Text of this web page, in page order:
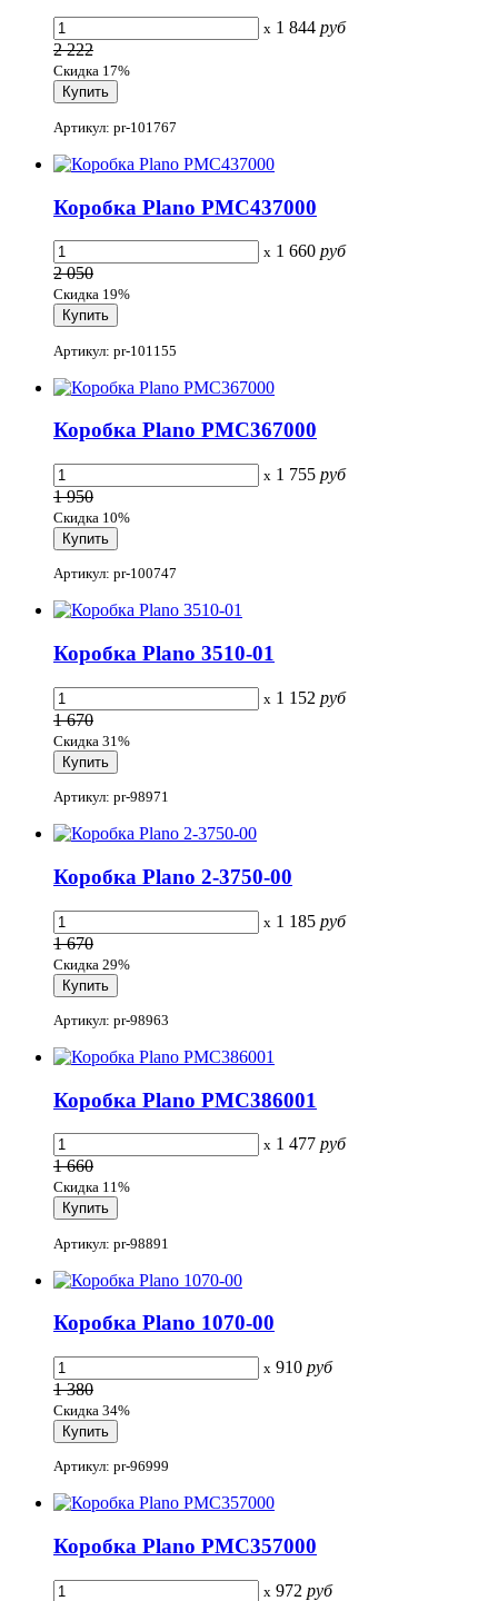
x 1 844 руб
2 222
Скидка 17%
Артикул: pr-101767
Коробка Plano PMC437000
x 1 660 руб
2 050
Скидка 19%
Артикул: pr-101155
Коробка Plano PMC367000
x 1 755 руб
1 950
Скидка 10%
Артикул: pr-100747
Коробка Plano 3510-01
x 1 152 руб
1 670
Скидка 31%
Артикул: pr-98971
Коробка Plano 2-3750-00
x 1 185 руб
1 670
Скидка 29%
Артикул: pr-98963
Коробка Plano PMC386001
x 1 477 руб
1 660
Скидка 11%
Артикул: pr-98891
Коробка Plano 1070-00
x 910 руб
1 380
Скидка 34%
Артикул: pr-96999
Коробка Plano PMC357000
x 972 руб